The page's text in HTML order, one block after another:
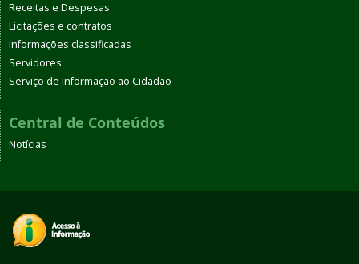
Receitas e Despesas
Licitações e contratos
Informações classificadas
Servidores
Serviço de Informação ao Cidadão
Central de Conteúdos
Notícias